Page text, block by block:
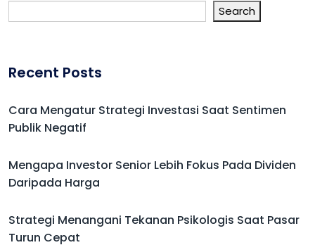
Search
Recent Posts
Cara Mengatur Strategi Investasi Saat Sentimen
Publik Negatif
Mengapa Investor Senior Lebih Fokus Pada Dividen
Daripada Harga
Strategi Menangani Tekanan Psikologis Saat Pasar
Turun Cepat